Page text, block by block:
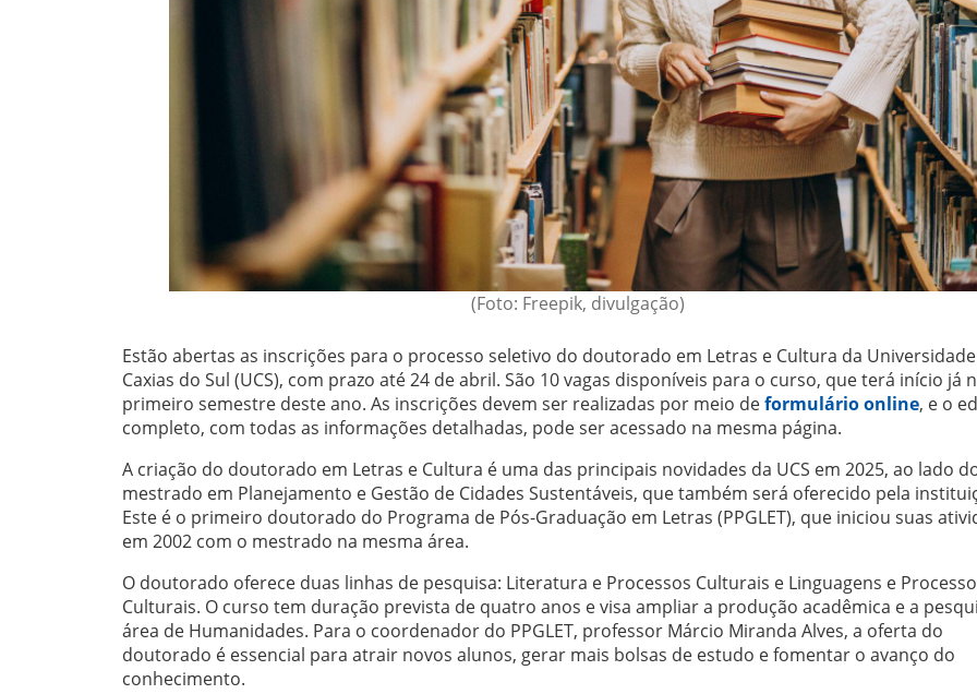
(Foto: Freepik, divulgação)
Estão abertas as inscrições para o processo seletivo do doutorado em Letras e Cultura da
Caxias do Sul (UCS), com prazo até 24 de abril. São 10 vagas disponíveis para o curso, que terá início já
primeiro semestre deste ano. As inscrições devem ser realizadas por meio deformulário online, e o
completo, com todas as informações detalhadas, pode ser acessado na mesma página.
A criação do doutorado em Letras e Cultura é uma das principais novidades da UCS em 2025, ao lado
mestrado em Planejamento e Gestão de Cidades Sustentáveis, que também será oferecido pela
Este é o primeiro doutorado do Programa de Pós-Graduação em Letras (PPGLET), que iniciou suas
em 2002 com o mestrado na mesma área.
O doutorado oferece duas linhas de pesquisa: Literatura e Processos Culturais e Linguagens e
Culturais. O curso tem duração prevista de quatro anos e visa ampliar a produção acadêmica e a
área de Humanidades. Para o coordenador do PPGLET, professor Márcio Miranda Alves, a oferta do
doutorado é essencial para atrair novos alunos, gerar mais bolsas de estudo e fomentar o avanço do
conhecimento.